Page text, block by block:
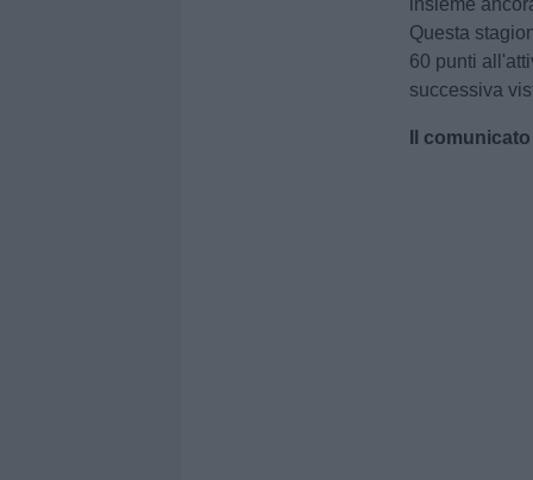
insieme
Questa
60 punti
successiva
Il